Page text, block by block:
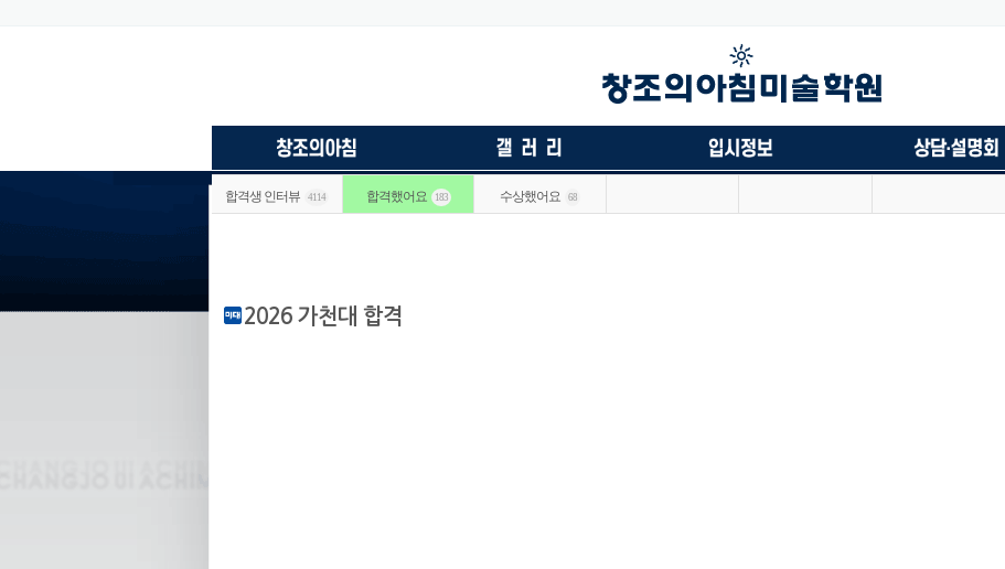
합격생 인터뷰 4114 합격했어요 183 수상했어요 68
2026 가천대 합격